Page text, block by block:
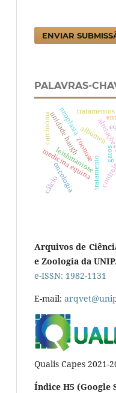
ENVIAR
PALAVRAS-
gatos
leishmaniosetratamento
zoonose
medicina equina
albúmen
unidade haugh
carcinoma neoplasia
oncologia
tratamentos
cálcio
Arquivos de
e Zoologia da
e-ISSN: 1982-1131
E-mail:
Qualis Capes 2021-
Índice H5 (Google